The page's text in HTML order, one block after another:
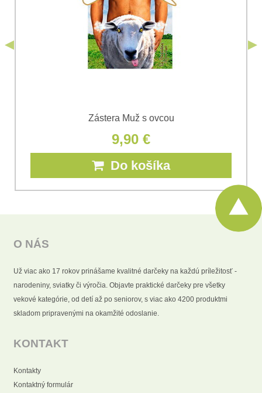
Zástera Muž s ovcou
9,90 €
Do košíka
O NÁS
Už viac ako 17 rokov prinášame kvalitné darčeky na každú príležitosť -
narodeniny, sviatky či výročia. Objavte praktické darčeky pre všetky
vekové kategórie, od detí až po seniorov, s viac ako 4200 produktmi
skladom pripravenými na okamžité odoslanie.
KONTAKT
Kontakty
Kontaktný formulár